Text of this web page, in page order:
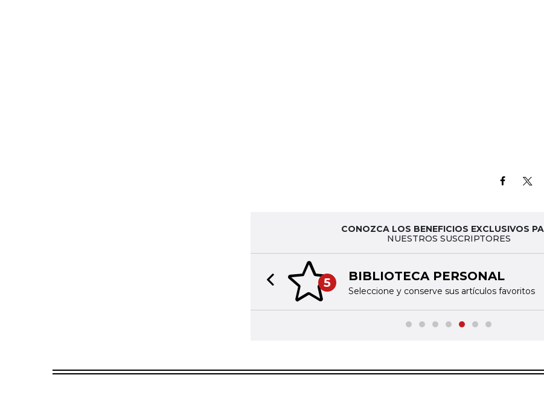
CONOZCA LOS BENEFICIOS EXCLUSIVOS
NUESTROS SUSCRIPTORES
5 BIBLIOTECA PERSONAL
Seleccione y conserve sus artículos favoritos
Previous slide